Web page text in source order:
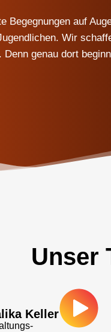
auf
Wir
Denn genau dort
Unser
Keller